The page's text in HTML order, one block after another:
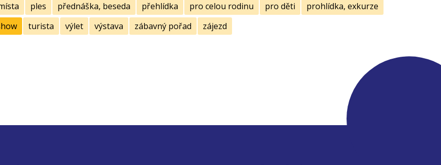
ples přednáška, beseda přehlídka pro celou rodinu pro děti
prohlídka, exkurze
turista výlet výstava zábavný pořad zájezd